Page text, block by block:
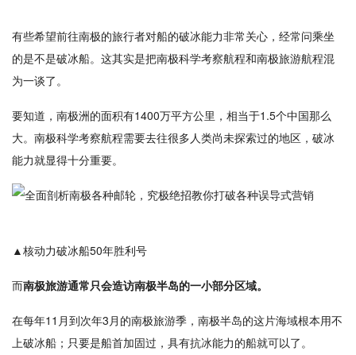
有些希望前往南极的旅行者对船的破冰能力非常关心，经常问乘坐
的是不是破冰船。这其实是把南极科学考察航程和南极旅游航程混
为一谈了。
要知道，南极洲的面积有1400万平方公里，相当于1.5个中国那么
大。南极科学考察航程需要去往很多人类尚未探索过的地区，破冰
能力就显得十分重要。
▲核动力破冰船50年胜利号
而南极旅游通常只会造访南极半岛的一小部分区域。
在每年11月到次年3月的南极旅游季，南极半岛的这片海域根本用不
上破冰船；只要是船首加固过，具有抗冰能力的船就可以了。